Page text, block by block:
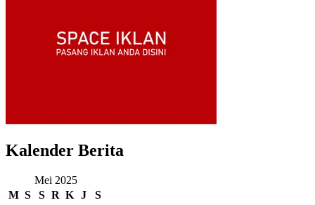
Kalender Berita
Mei 2025
M S S R K J
S